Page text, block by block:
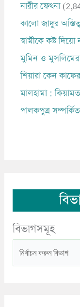
নারীর ফেৎনা
কালো জাদুর
স্বামীকে কষ্ট দিয়ো
মুমিন ও
শিয়ারা কেন
মালহামা :
পালকপুত্র
বিভাগসমূহ